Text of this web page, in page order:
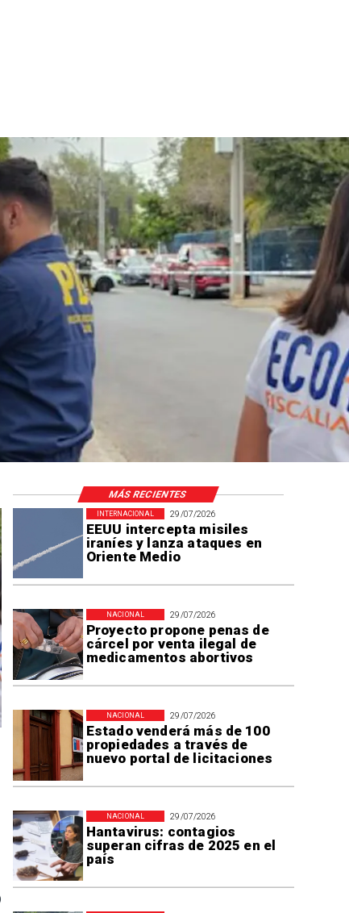
29/07/2026
EEUU intercepta misiles
iraníes y lanza ataques en
Oriente Medio
INTERNACIONAL
29/07/2026
Proyecto propone penas de
cárcel por venta ilegal de
medicamentos abortivos
NACIONAL
29/07/2026
Estado venderá más de 100
propiedades a través de
nuevo portal de licitaciones
NACIONAL
29/07/2026
Hantavirus: contagios
superan cifras de 2025 en el
país
NACIONAL
MÁS RECIENTES